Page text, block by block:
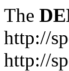
The
http://
http://